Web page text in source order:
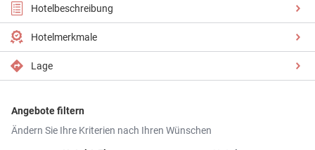
Hotelbeschreibung
Hotelmerkmale
Lage
Angebote filtern
Ändern Sie Ihre Kriterien nach Ihren Wünschen